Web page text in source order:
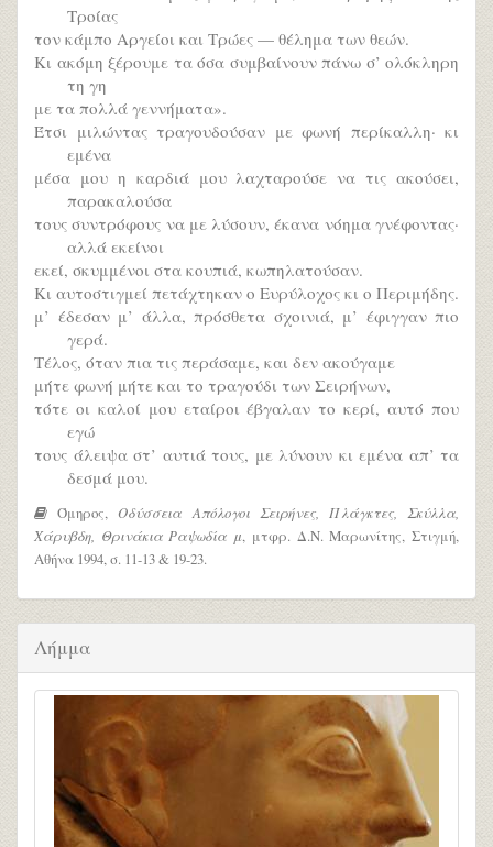
Τροίας
τον κάμπο Αργείοι και Τρώες — θέλημα των θεών.
Κι ακόμη ξέρουμε τα όσα συμβαίνουν πάνω σ’ ολόκληρη
τη γη
με τα πολλά γεννήματα».
Έτσι μιλώντας τραγουδούσαν με φωνή περίκαλλη· κι
εμένα
μέσα μου η καρδιά μου λαχταρούσε να τις ακούσει,
παρακαλούσα
τους συντρόφους να με λύσουν, έκανα νόημα γνέφοντας·
αλλά εκείνοι
εκεί, σκυμμένοι στα κουπιά, κωπηλατούσαν.
Κι αυτοστιγμεί πετάχτηκαν ο Ευρύλοχος κι ο Περιμήδης.
μ’ έδεσαν μ’ άλλα, πρόσθετα σχοινιά, μ’ έφιγγαν πιο
γερά.
Τέλος, όταν πια τις περάσαμε, και δεν ακούγαμε
μήτε φωνή μήτε και το τραγούδι των Σειρήνων,
τότε οι καλοί μου εταίροι έβγαλαν το κερί, αυτό που
εγώ
τους άλειψα στ’ αυτιά τους, με λύνουν κι εμένα απ’ τα
δεσμά μου.
Όμηρος,Οδύσσεια Απόλογοι Σειρήνες, Πλάγκτες, Σκύλλα,
Χάρυβδη, Θρινάκια Ραψωδία μ, μτφρ. Δ.Ν. Μαρωνίτης, Στιγμή,
Αθήνα 1994, σ. 11-13 & 19-23.
Λήμμα